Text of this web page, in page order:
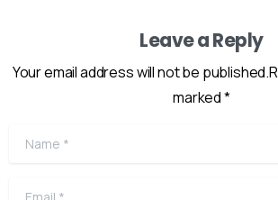
Leave a Reply
Your email address will not be
marked *
Name
Email